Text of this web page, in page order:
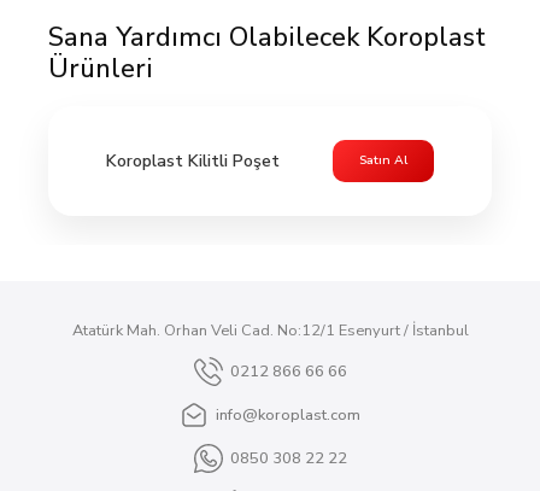
Sana Yardımcı Olabilecek Koroplast
Ürünleri
Koroplast Kilitli Poşet Satın Al
Atatürk Mah. Orhan Veli Cad. No:12/1 Esenyurt / İstanbul
0212 866 66 66
info@koroplast.com
0850 308 22 22